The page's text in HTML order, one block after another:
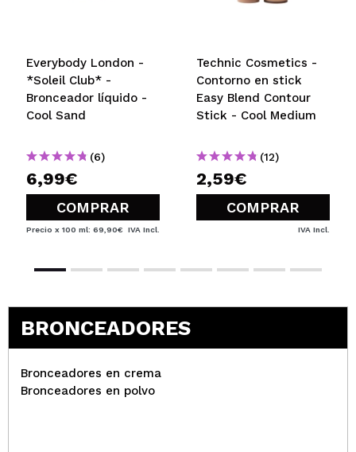
Everybody London -
*Soleil Club* -
Bronceador líquido -
Cool Sand
(6)
6,99€
COMPRAR
Precio x 100 ml: 69,90€ IVA Incl.
Technic Cosmetics -
Contorno en stick
Easy Blend Contour
Stick - Cool Medium
(12)
2,59€
COMPRAR
IVA Incl.
BRONCEADORES
Bronceadores en crema
Bronceadores en polvo